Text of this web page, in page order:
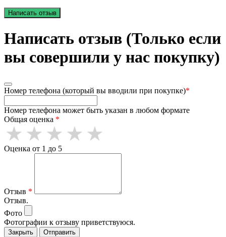
Написать отзыв
Написать отзыв (Только если
вы совершили у нас покупку)
Номер телефона (который вы вводили при покупке)*
Номер телефона может быть указан в любом формате
Общая оценка *
Оценка от 1 до 5
Отзыв *
Отзыв.
Фото
Фотографии к отзыву приветствуюся.
Закрыть Отправить